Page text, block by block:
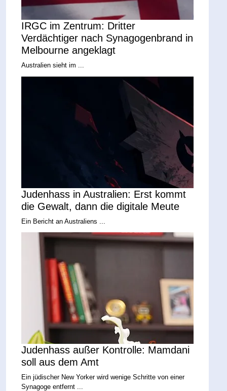
IRGC im Zentrum: Dritter
Verdächtiger nach Synagogenbrand in
Melbourne angeklagt
Australien sieht im ...
Judenhass in Australien: Erst kommt
die Gewalt, dann die digitale Meute
Ein Bericht an Australiens ...
Judenhass außer Kontrolle: Mamdani
soll aus dem Amt
Ein jüdischer New Yorker wird wenige Schritte von einer
Synagoge entfernt ...